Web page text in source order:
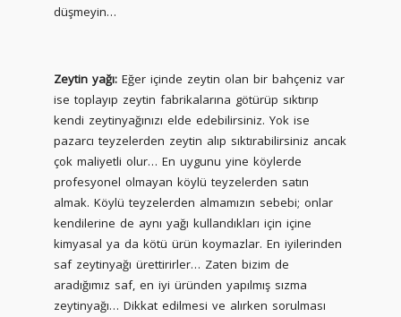
düşmeyin…
Zeytin yağı: Eğer içinde zeytin olan bir bahçeniz var
ise toplayıp zeytin fabrikalarına götürüp sıktırıp
kendi zeytinyağınızı elde edebilirsiniz. Yok ise
pazarcı teyzelerden zeytin alıp sıktırabilirsiniz ancak
çok maliyetli olur… En uygunu yine köylerde
profesyonel olmayan köylü teyzelerden satın
almak. Köylü teyzelerden almamızın sebebi; onlar
kendilerine de aynı yağı kullandıkları için içine
kimyasal ya da kötü ürün koymazlar. En iyilerinden
saf zeytinyağı ürettirirler… Zaten bizim de
aradığımız saf, en iyi üründen yapılmış sızma
zeytinyağı… Dikkat edilmesi ve alırken sorulması